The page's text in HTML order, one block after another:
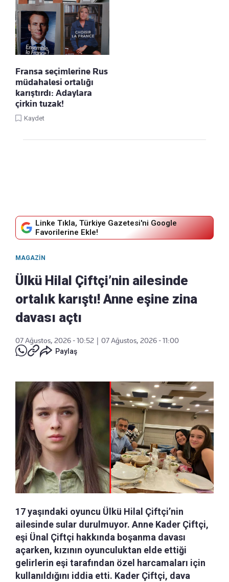
Fransa seçimlerine Rus
müdahalesi ortalığı
karıştırdı: Adaylara
çirkin tuzak!
Kaydet
Linke Tıkla, Türkiye Gazetesi'ni Google
Favorilerine Ekle!
MAGAZIN
Ülkü Hilal Çiftçi’nin ailesinde
ortalık karıştı! Anne eşine zina
davası açtı
07 Ağustos, 2026 - 10:52 | 07 Ağustos, 2026 - 11:00
Paylaş
17 yaşındaki oyuncu Ülkü Hilal Çiftçi’nin
ailesinde sular durulmuyor. Anne Kader Çiftçi,
eşi Ünal Çiftçi hakkında boşanma davası
açarken, kızının oyunculuktan elde ettiği
gelirlerin eşi tarafından özel harcamaları için
kullanıldığını iddia etti. Kader Çiftçi, dava